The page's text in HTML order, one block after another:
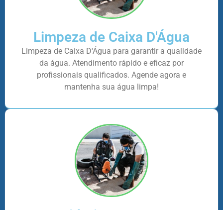
Limpeza de Caixa D'Água
Limpeza de Caixa D'Água para garantir a qualidade
da água. Atendimento rápido e eficaz por
profissionais qualificados. Agende agora e
mantenha sua água limpa!